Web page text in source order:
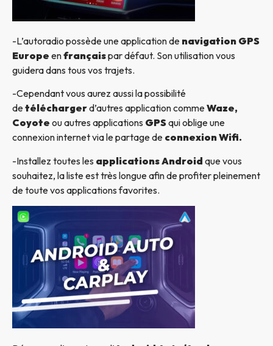
-L’autoradio possède une application de navigation GPS
Europe enfrançaispar défaut. Son utilisation vous
guidera dans tous vos trajets.
-Cependant vous aurez aussi la possibilité
detéléchargerd’autres application commeWaze,
Coyote ou autres applications GPSqui oblige une
connexion internet via le partage de connexion Wifi.
-Installez toutes les applications Android que vous
souhaitez, la liste est très longue afin de profiter pleinement
de toute vos applications favorites.